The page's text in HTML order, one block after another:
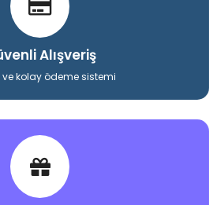
Alışveriş
ve kolay ödeme sistemi